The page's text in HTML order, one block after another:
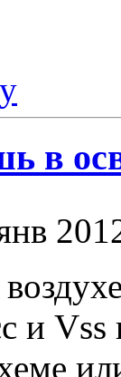
в
и Vss